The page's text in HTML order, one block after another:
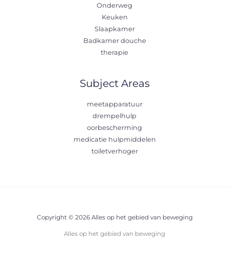
Onderweg
Keuken
Slaapkamer
Badkamer douche
therapie
Subject Areas
meetapparatuur
drempelhulp
oorbescherming
medicatie hulpmiddelen
toiletverhoger
Copyright © 2026 Alles op het gebied van beweging
Alles op het gebied van beweging